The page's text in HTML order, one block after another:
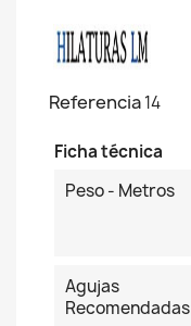
Referencia14
Ficha técnica
Peso - Metros
Agujas
Recomendadas